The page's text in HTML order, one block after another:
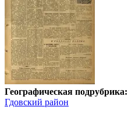
Географическая подрубрика:
Гдовский район